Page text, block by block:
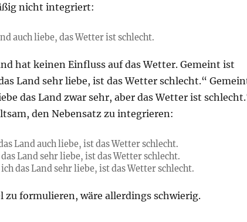
nicht integriert:
auch liebe, das Wetter ist schlecht.
hat keinen Einfluss auf das Wetter. Gemeint ist
Land sehr liebe, ist das Wetter schlecht.“
das Land zwar sehr, aber das Wetter ist
den Nebensatz zu integrieren:
Land auch liebe, ist das Wetter schlecht.
Land sehr liebe, ist das Wetter schlecht.
das Land sehr liebe, ist das Wetter schlecht.
zu formulieren, wäre allerdings schwierig.